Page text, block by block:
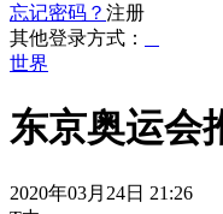
忘记密码？ 注册
其他登录方式：
世界
东京奥运会
2020年03月24日 21:26